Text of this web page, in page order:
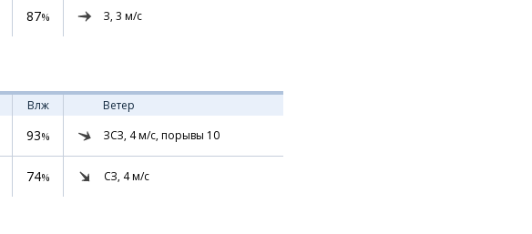
87% З, 3 м/с
Влж
Ветер
93% ЗСЗ, 4м/с, порывы 10
74% СЗ, 4м/с